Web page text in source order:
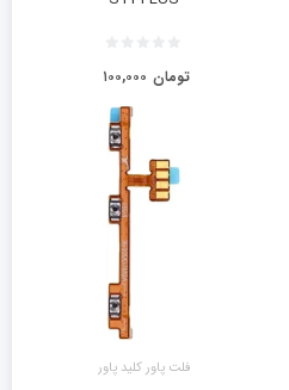
۱۰۰,۰۰۰ تومان
فلت پاور کلید پاور